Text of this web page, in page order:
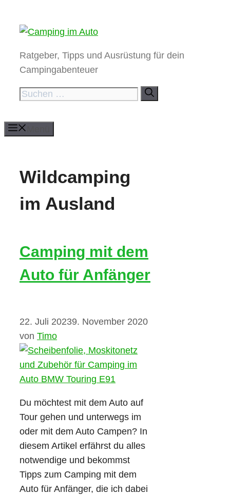
Inhalt
Ratgeber, Tipps und Ausrüstung für dein
Campingabenteuer
Suchen
Wildcamping
im Ausland
Camping mit dem
Auto für Anfänger
22. Juli 20239. November 2020
von Timo
Du möchtest mit dem Auto auf
Tour gehen und unterwegs im
oder mit dem Auto Campen? In
diesem Artikel erfährst du alles
notwendige und bekommst
Tipps zum Camping mit dem
Auto für Anfänger, die ich dabei